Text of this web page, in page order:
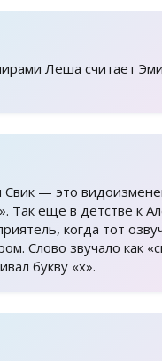
Леша считает
— это
Так еще в детстве к
когда тот
Слово звучало как
букву «х».